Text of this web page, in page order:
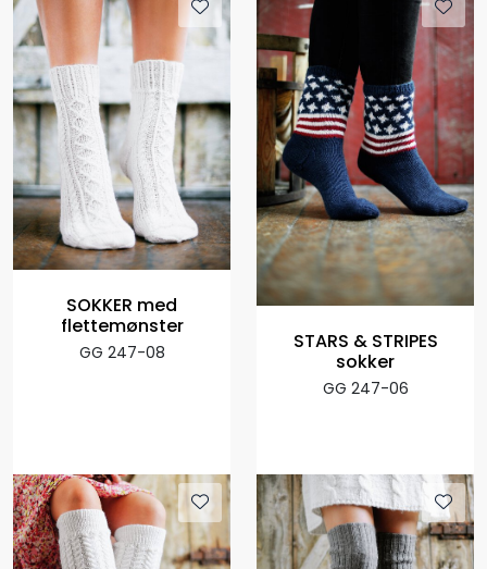
SOKKER med
flettemønster
GG 247-08
STARS & STRIPES
sokker
GG 247-06